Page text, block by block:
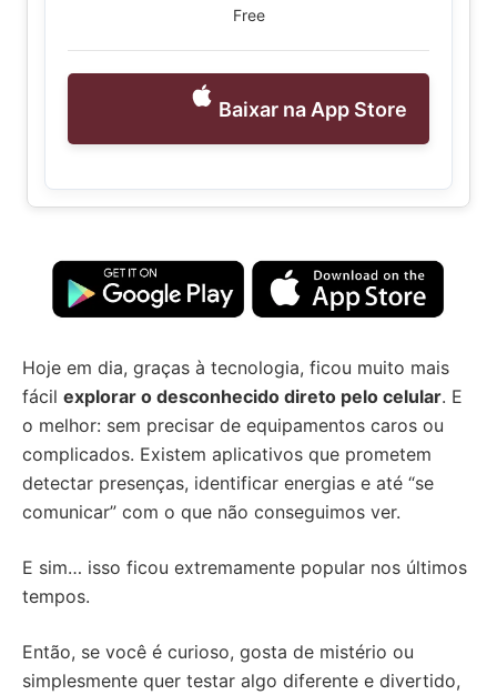
Free
Baixar na App Store
Hoje em dia, graças à tecnologia, ficou muito mais
fácil explorar o desconhecido direto pelo celular. E
o melhor: sem precisar de equipamentos caros ou
complicados. Existem aplicativos que prometem
detectar presenças, identificar energias e até “se
comunicar” com o que não conseguimos ver.
E sim… isso ficou extremamente popular nos últimos
tempos.
Então, se você é curioso, gosta de mistério ou
simplesmente quer testar algo diferente e divertido,